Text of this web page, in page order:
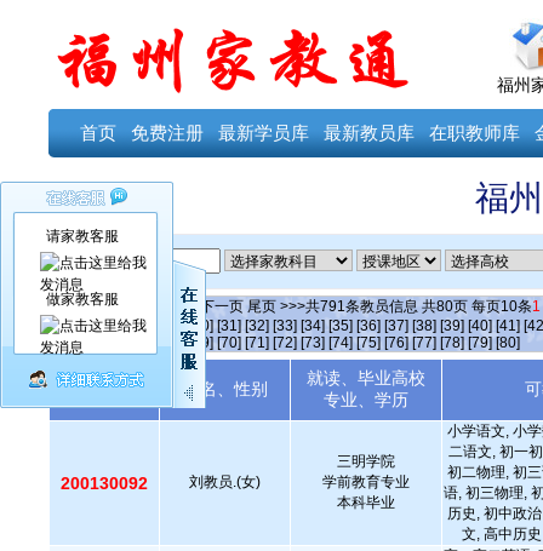
福州
首页 免费注册 最新学员库 最新教员库 在职教师库
福
ID
当前第1页 上一页 下一页 尾页 >>>共791条教员信息 共80页 每页10条1
[25] [26] [27] [28] [29] [30] [31] [32] [33] [34] [35] [36] [37] [38] [39] [40] [41]
[64] [65] [68] [69] [70] [71] [72] [73] [74] [75] [76] [77] [78] [79] [80]
教员编号 姓名、性别
就读、毕业高校
专业、学历
200130092 刘教员.(女)
三明学院
学前教育专业
本科毕业
小学语文, 小
二语文, 初一
初二物理, 初
语, 初三物理,
历史, 初中政
文, 高中历
请家教客服
做家教客服